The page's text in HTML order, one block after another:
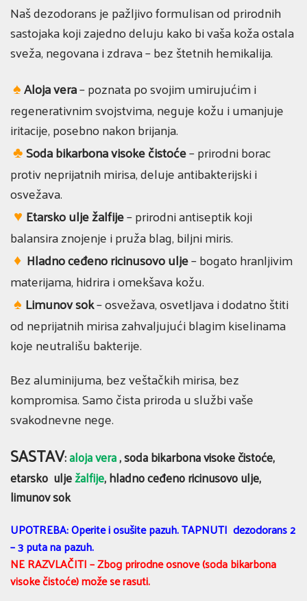
Naš dezodorans je pažljivo formulisan od prirodnih
sastojaka koji zajedno deluju kako bi vaša koža ostala
sveža, negovana i zdrava – bez štetnih hemikalija.
♠Aloja vera– poznata po svojim umirujućim i
regenerativnim svojstvima, neguje kožu i umanjuje
iritacije, posebno nakon brijanja.
♣Soda bikarbona visoke čistoće– prirodni borac
protiv neprijatnih mirisa, deluje antibakterijski i
osvežava.
♥ Etarsko ulje žalfije– prirodni antiseptik koji
balansira znojenje i pruža blag, biljni miris.
♦ Hladno ceđeno ricinusovo ulje– bogato hranljivim
materijama, hidrira i omekšava kožu.
♠ Limunov sok– osvežava, osvetljava i dodatno štiti
od neprijatnih mirisa zahvaljujući blagim kiselinama
koje neutrališu bakterije.
Bez aluminijuma, bez veštačkih mirisa, bez
kompromisa. Samo čista priroda u službi vaše
svakodnevne nege.
SASTAV:aloja vera, soda bikarbona visoke čistoće,
etarsko ulježalfije, hladno ceđeno ricinusovo ulje,
limunov sok
UPOTREBA: Operite i osušite pazuh. TAPNUTI dezodorans 2
– 3 puta na pazuh.
NE RAZVLAČITI – Zbog prirodne osnove (soda bikarbona
visoke čistoće) može se rasuti.